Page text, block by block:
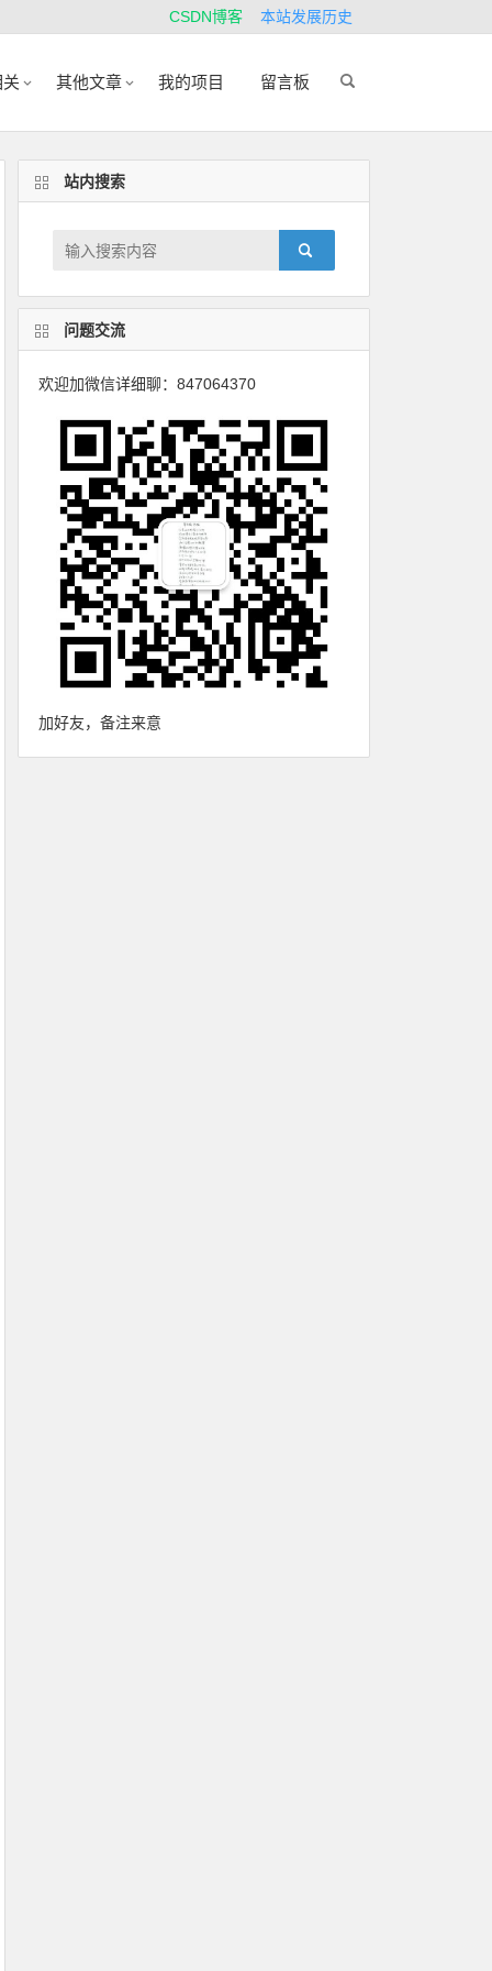
CSDN博客 本站发展历史
其他文章 我的项目 留言板
站内搜索
问题交流
欢迎加微信详细聊：847064370
加好友，备注来意